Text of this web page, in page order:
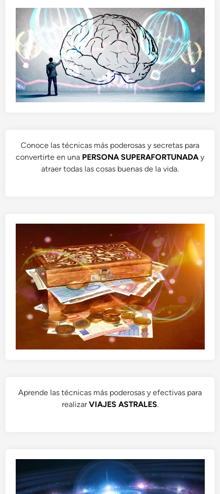
Conoce las técnicas más poderosas y secretas para
convertirte en una PERSONA SUPERAFORTUNADA y
atraer todas las cosas buenas de la vida.
Aprende las técnicas más poderosas y efectivas para
realizarVIAJES ASTRALES.